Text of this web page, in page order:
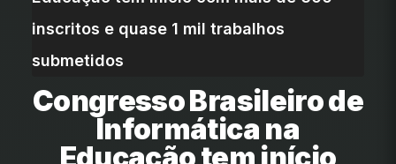
Congresso Brasileiro de
Informática na